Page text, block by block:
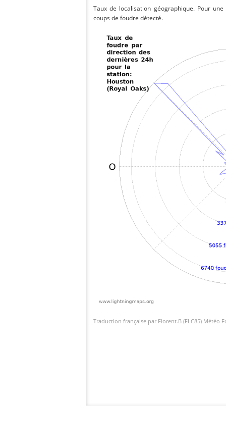
Taux de localisation géographique. Pour
coups de foudre détecté.
Traduction française par Florent.B (FLC85) Météo